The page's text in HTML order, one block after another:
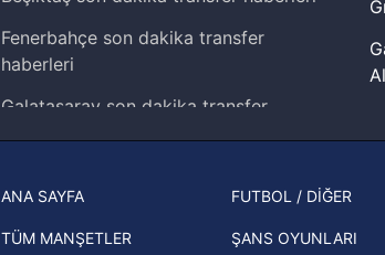
Fenerbahçe son dakika transfer
haberleri
Galatasaray son dakika transfer
haberleri
Trendyol Süper Lig haberleri
ANA SAYFA
TÜM MANŞETLER
FUTBOL / DİĞER
ŞANS OYUNLARI